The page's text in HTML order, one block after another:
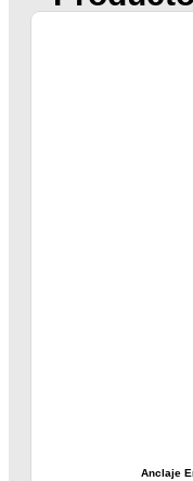
Anclaje